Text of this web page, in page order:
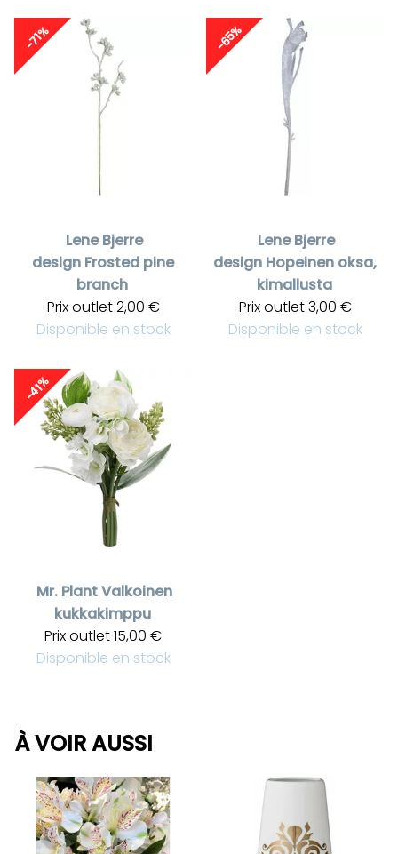
-71%
Lene Bjerre
design Frosted pine
branch
Prix outlet2,00 €
Disponible en stock
-65%
Lene Bjerre
design Hopeinen oksa,
kimallusta
Prix outlet3,00 €
Disponible en stock
-41%
Mr. PlantValkoinen
kukkakimppu
Prix outlet15,00 €
Disponible en stock
À VOIR AUSSI